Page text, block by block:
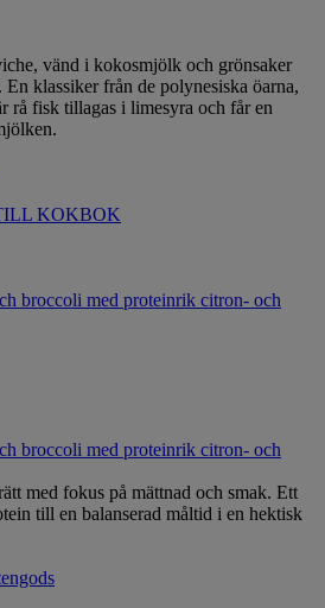
vänd i kokosmjölk och grönsaker
klassiker från de polynesiska öarna,
rå fisk tillagas i limesyra och får en
KOKBOK
broccoli med proteinrik citron- och
broccoli med proteinrik citron- och
med fokus på mättnad och smak. Ett
till en balanserad måltid i en hektisk